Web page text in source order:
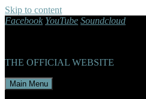
Skip to content
Facebook YouTube Soundcloud
THE OFFICIAL WEBSITE
Main Menu